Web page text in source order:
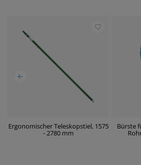
Ergonomischer Teleskopstiel, 1575
- 2780 mm
Bürste